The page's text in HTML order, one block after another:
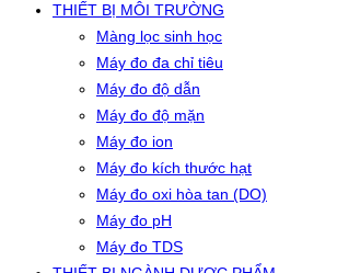
THIẾT BỊ MÔI TRƯỜNG
Màng lọc sinh học
Máy đo đa chỉ tiêu
Máy đo độ dẫn
Máy đo độ mặn
Máy đo ion
Máy đo kích thước hạt
Máy đo oxi hòa tan (DO)
Máy đo pH
Máy đo TDS